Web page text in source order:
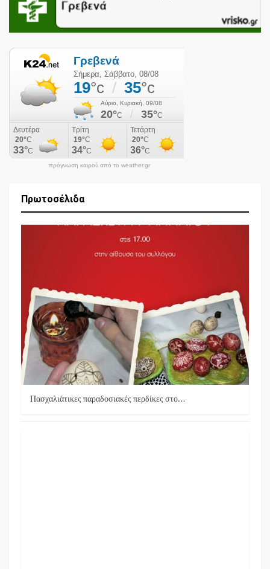
πρόγνωση καιρού από το weather.gr
Πρωτοσέλιδα
Πασχαλιάτικες παραδοσιακές περδίκες στο…